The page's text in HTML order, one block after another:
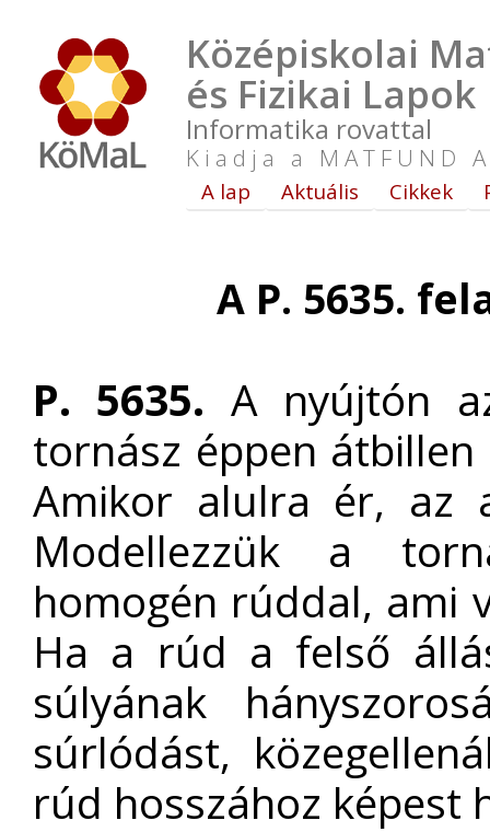
Középiskolai
és Fizikai Lapok
Informatika rovattal
Kiadja a MATFUND
A lap Aktuális Cikkek
A P. 5635.
P. 5635. A nyújtón
tornász éppen
Amikor alulra ér, az
Modellezzük a
homogén rúddal, ami
Ha a rúd a felső
súlyának
súrlódást,
rúd hosszához képest